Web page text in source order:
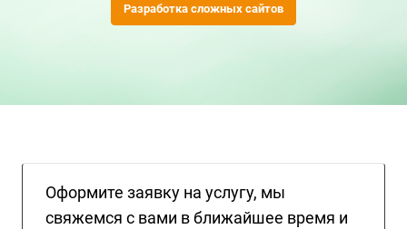
Разработка сложных сайтов
Оформите заявку на услугу, мы
свяжемся с вами в ближайшее время и